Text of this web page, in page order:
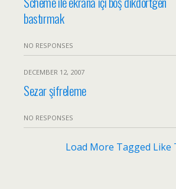
bastırmak
NO RESPONSES
DECEMBER 12, 2007
Sezar şifreleme
NO RESPONSES
Load More Tagged Like